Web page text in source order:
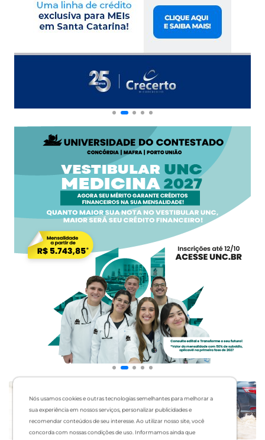
Nós usamos cookies e outras tecnologias semelhantes para melhorar a
sua experiência em nossos serviços, personalizar publicidades e
recomendar conteúdos de seu interesse. Ao utilizar nosso site, você
concorda com nossas condições de uso. Informamos ainda que